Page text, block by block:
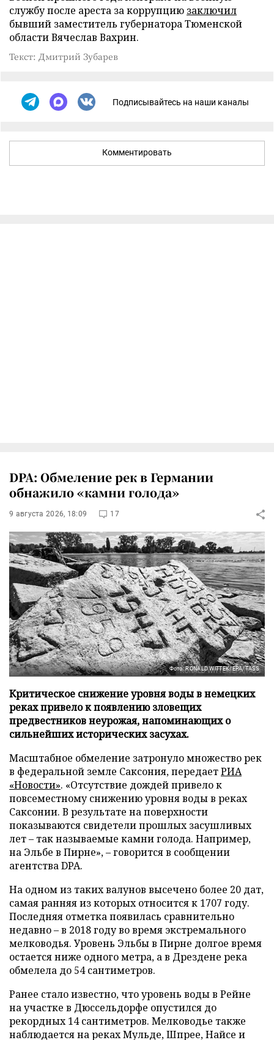
службу после ареста за коррупцию заключил
бывший заместитель губернатора Тюменской
области Вячеслав Вахрин.
Текст: Дмитрий Зубарев
Подписывайтесь на наши каналы
Комментировать
DPA: Обмеление рек в Германии
обнажило «камни голода»
9 августа 2026, 18:09 17
Фото: RONALD WITTEK/EPA/TASS
Критическое снижение уровня воды в немецких
реках привело к появлению зловещих
предвестников неурожая, напоминающих о
сильнейших исторических засухах.
Масштабное обмеление затронуло множество рек
в федеральной земле Саксония, передаетРИА
«Новости». «Отсутствие дождей привело к
повсеместному снижению уровня воды в реках
Саксонии. В результате на поверхности
показываются свидетели прошлых засушливых
лет – так называемые камни голода. Например,
на Эльбе в Пирне», – говорится в сообщении
агентства DPA.
На одном из таких валунов высечено более 20 дат,
самая ранняя из которых относится к 1707 году.
Последняя отметка появилась сравнительно
недавно – в 2018 году во время экстремального
мелководья. Уровень Эльбы в Пирне долгое время
остается ниже одного метра, а в Дрездене река
обмелела до 54 сантиметров.
Ранее стало известно, что уровень воды в Рейне
на участке в Дюссельдорфе опустился до
рекордных 14 сантиметров. Мелководье также
наблюдается на реках Мульде, Шпрее, Найсе и